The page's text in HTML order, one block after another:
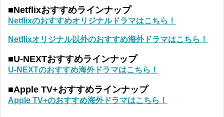
■Netflixおすすめラインナップ
Netflixのおすすめオリジナルドラマはこちら！
Netflixオリジナル以外のおすすめ海外ドラマはこちら！
■U-NEXTおすすめラインナップ
U-NEXTのおすすめ海外ドラマはこちら！
■Apple TV+おすすめラインナップ
Apple TV+のおすすめ海外ドラマはこちら！